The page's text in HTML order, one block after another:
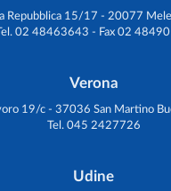
Repubblica 15/17 - 20077
02 48463643 - Fax 02
Verona
19/c - 37036 San Martino
Tel. 045 2427726
Udine